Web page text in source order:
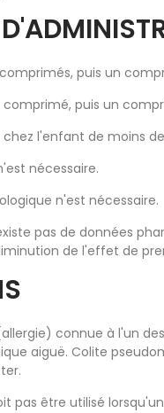
puis un
comprimé, puis un
l'enfant de moins de
nécessaire.
n'est nécessaire.
pas de données
de l'effet de
connue à l'un
aiguë. Colite
pas être utilisé